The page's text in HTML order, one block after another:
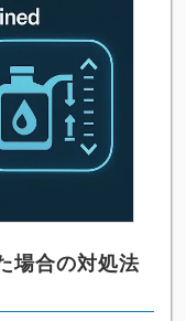
場合の対処法